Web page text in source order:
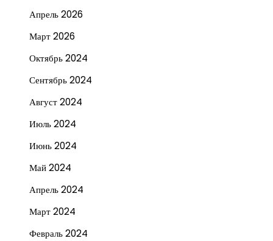
Апрель 2026
Март 2026
Октябрь 2024
Сентябрь 2024
Август 2024
Июль 2024
Июнь 2024
Май 2024
Апрель 2024
Март 2024
Февраль 2024